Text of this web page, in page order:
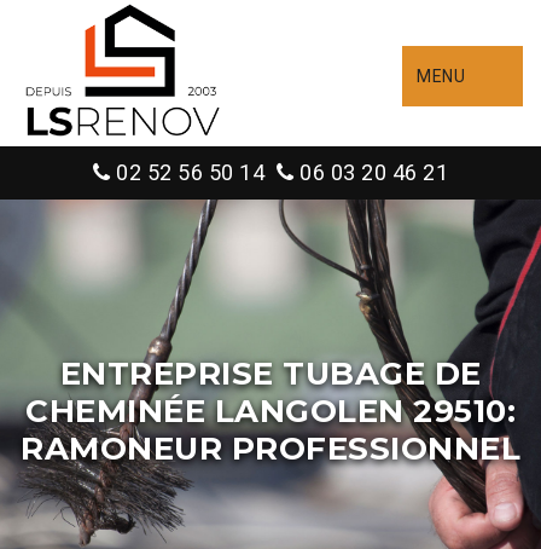
MENU
02 52 56 50 14 06 03 20 46 21
ENTREPRISE TUBAGE DE
CHEMINÉE LANGOLEN 29510:
RAMONEUR PROFESSIONNEL